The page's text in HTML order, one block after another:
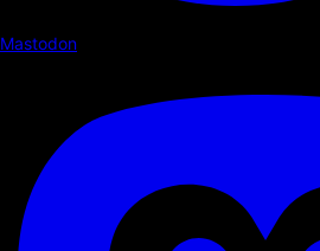
Mastodon